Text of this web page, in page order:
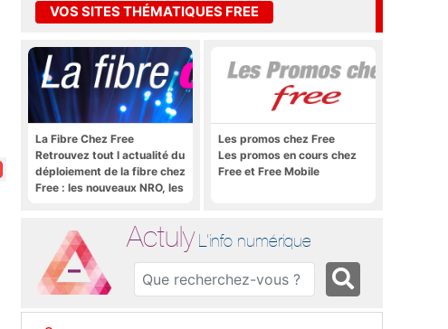
VOS SITES THÉMATIQUES FREE
La Fibre Chez Free
Retrouvez tout l actualité du
déploiement de la fibre chez
Free : les nouveaux NRO, les
Les promos chez Free
Les promos en cours chez
Free et Free Mobile
Actuly L'info numérique